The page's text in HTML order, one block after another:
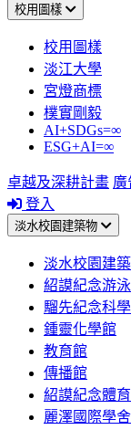
校用圖樣
校用圖樣
淡江大學
宮燈商標
樸實剛毅
AI+SDGs=∞
ESG+AI=∞
卓越及深耕計畫 廣
登入
淡水校園建築物
淡水校園建
紹謨紀念游
騮先紀念科
鍾靈化學館
教育館
傳播館
紹謨紀念體
麗澤國際學舍